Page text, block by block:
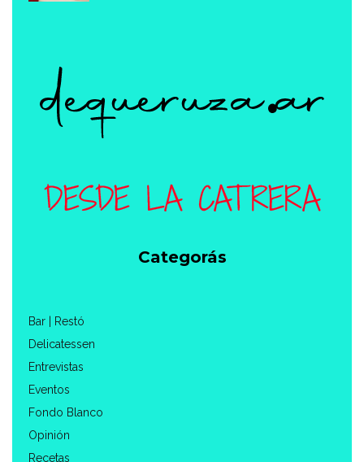
Categorás
Bar | Restó
Delicatessen
Entrevistas
Eventos
Fondo Blanco
Opinión
Recetas